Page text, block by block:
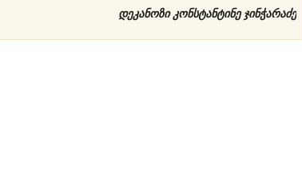
დეკანოზი კონსტანტინე ჯინჭარაძე